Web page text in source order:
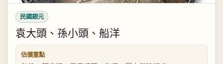
民國銀元
袁大頭、孫小頭、船洋
估價重點